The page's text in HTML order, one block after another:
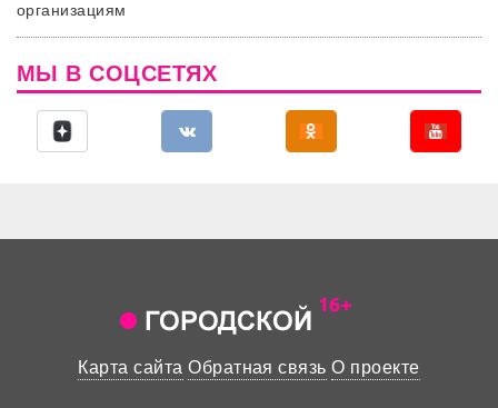
организациям
МЫ В СОЦСЕТЯХ
Карта сайта Обратная связь О проекте